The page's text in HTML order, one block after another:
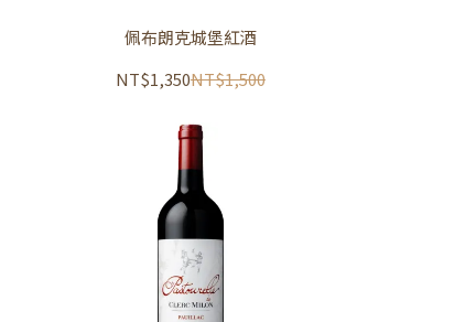
佩布朗克城堡紅酒
NT$1,350NT$1,500